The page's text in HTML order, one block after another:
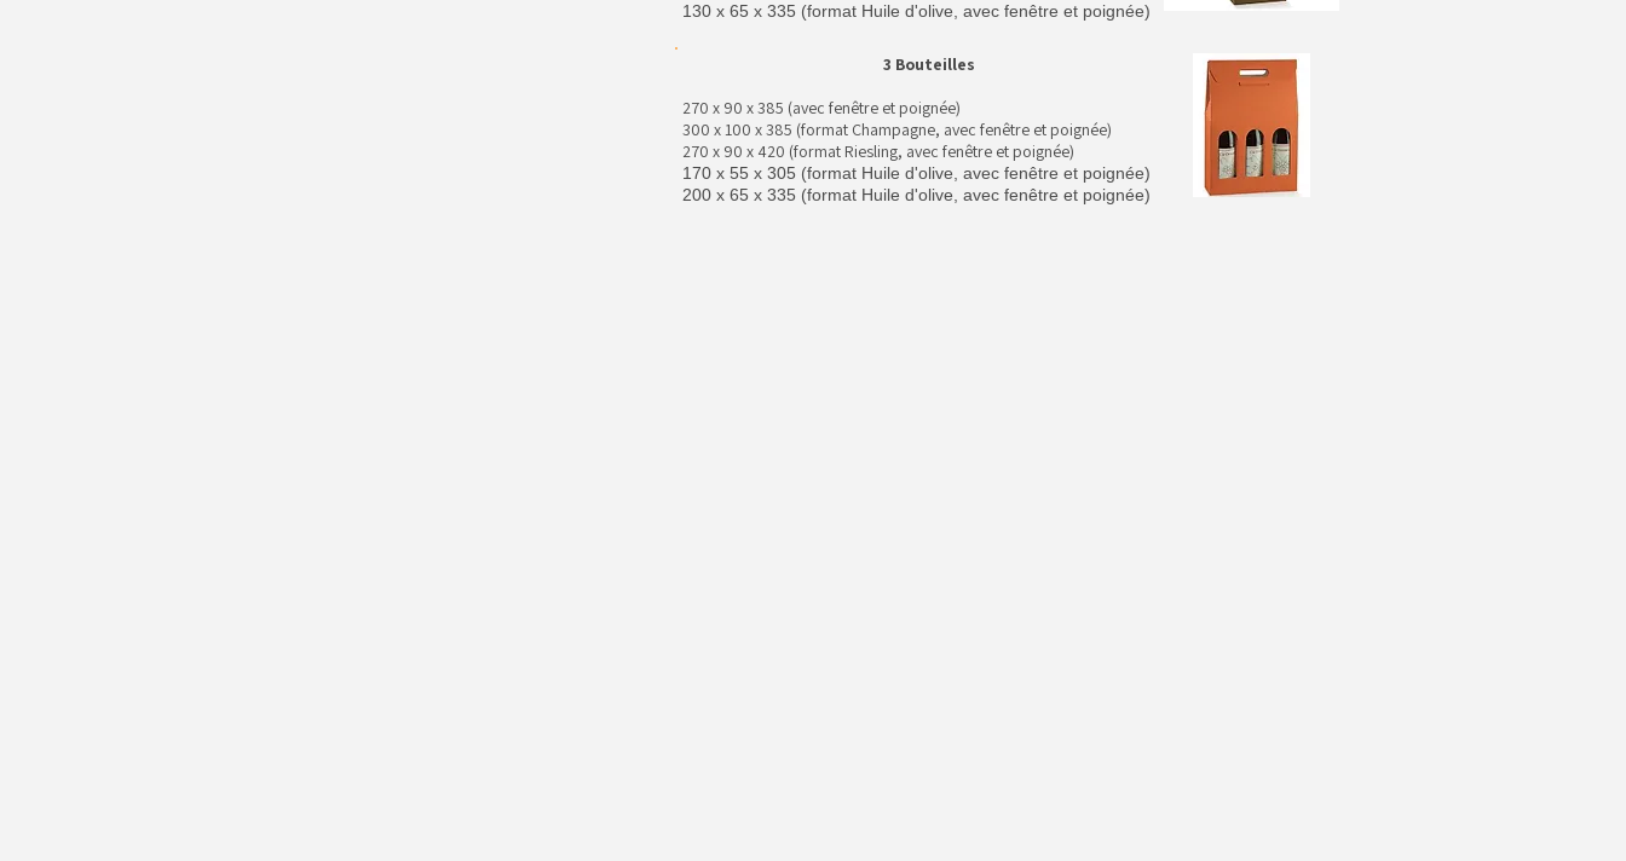
130 x 65 x 335 (format Huile d'olive, avec fenêtre et poignée)
3 Bouteilles
270 x 90 x 385 (avec fenêtre et poignée)
300 x 100 x 385 (format Champagne, avec fenêtre et poignée)
270 x 90 x 420 (format Riesling, avec fenêtre et poignée)
170 x 55 x 305 (format Huile d'olive, avec fenêtre et poignée)
200 x 65 x 335 (format Huile d'olive, avec fenêtre et poignée)